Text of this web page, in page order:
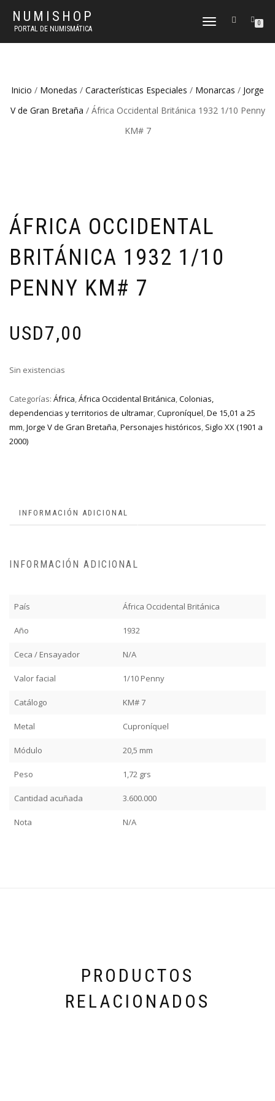
NUMISHOP
PORTAL DE NUMISMÁTICA
CAMBIAR
0
Inicio / Monedas / Características Especiales / Monarcas / Jorge
V de Gran Bretaña / África Occidental Británica 1932 1/10 Penny
KM# 7
ÁFRICA OCCIDENTAL
BRITÁNICA 1932 1/10
PENNY KM# 7
USD7,00
Sin existencias
Categorías: África,África Occidental Británica,Colonias,
dependencias y territorios de ultramar,Cuproníquel,De 15,01 a 25
mm,Jorge V de Gran Bretaña,Personajes históricos, Siglo XX (1901 a
2000)
INFORMACIÓN ADICIONAL
INFORMACIÓN ADICIONAL
País África Occidental Británica
Año 1932
Ceca / Ensayador N/A
Valor facial 1/10 Penny
Catálogo KM# 7
Metal Cuproníquel
Módulo 20,5 mm
Peso 1,72 grs
Cantidad acuñada 3.600.000
Nota N/A
PRODUCTOS
RELACIONADOS